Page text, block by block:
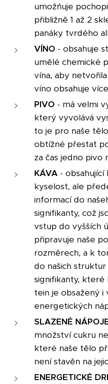
umožňuje
přibližně 1 až 2
panáky tvrdého
VÍNO - obsahuje
umělé chemické
vína, aby
víno obsahuje
PIVO - má velmi
který vyvolává
to je pro naše
obtížné přestat
za čas jedno pivo
KÁVA -
kyselost, ale
informací do
signifikanty, což
vstup do vyšších
připravuje naše
rozměrech, a k
do našich
signifikanty,
tein je obsažený i
energetických
SLAZENÉ
množství cukru
které naše tělo
není stavěn na
ENERGETICKÉ